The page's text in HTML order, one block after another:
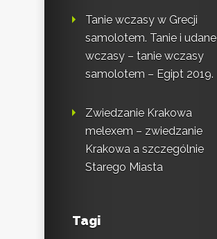
Tanie wczasy w Grecji
samolotem. Tanie i udane
wczasy – tanie wczasy
samolotem – Egipt 2019.
Zwiedzanie Krakowa
melexem – zwiedzanie
Krakowa a szczególnie
Starego Miasta
Tagi